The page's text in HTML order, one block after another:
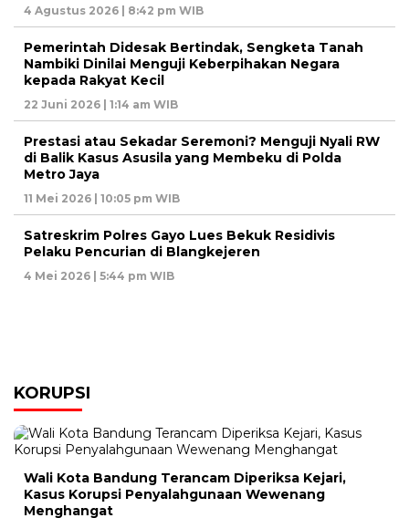
4 Agustus 2026 | 8:42 pm WIB
Pemerintah Didesak Bertindak, Sengketa Tanah
Nambiki Dinilai Menguji Keberpihakan Negara
kepada Rakyat Kecil
22 Juni 2026 | 1:14 am WIB
Prestasi atau Sekadar Seremoni? Menguji Nyali RW
di Balik Kasus Asusila yang Membeku di Polda
Metro Jaya
11 Mei 2026 | 10:05 pm WIB
Satreskrim Polres Gayo Lues Bekuk Residivis
Pelaku Pencurian di Blangkejeren
4 Mei 2026 | 5:44 pm WIB
KORUPSI
Wali Kota Bandung Terancam Diperiksa Kejari,
Kasus Korupsi Penyalahgunaan Wewenang
Menghangat